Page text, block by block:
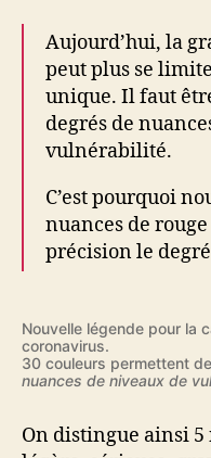
Aujourd’hui, la
peut plus se
unique. Il faut
degrés de
vulnérabilité.
C’est pourquoi
nuances de
précision le
Nouvelle légende pour la
coronavirus.
30 couleurs permettent
nuances de niveaux de
On distingue ainsi